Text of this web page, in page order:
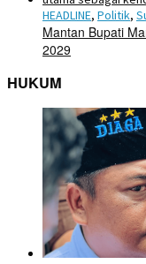
HEADLINE, Politik,
Mantan Bupati
2029
HUKUM